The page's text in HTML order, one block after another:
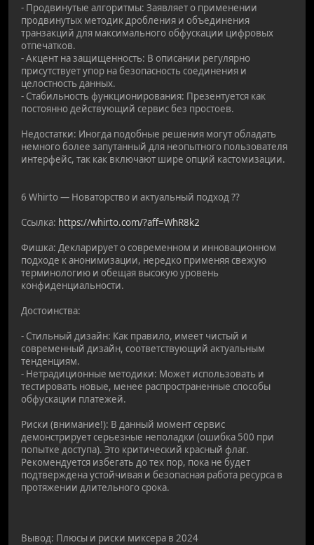
- Продвинутые алгоритмы: Заявляет о применении
продвинутых методик дробления и объединения
транзакций для максимального обфускации цифровых
отпечатков.
- Акцент на защищенность: В описании регулярно
присутствует упор на безопасность соединения и
целостность данных.
- Стабильность функционирования: Презентуется как
постоянно действующий сервис без простоев.
Недостатки: Иногда подобные решения могут обладать
немного более запутанный для неопытного пользователя
интерфейс, так как включают шире опций кастомизации.
6 Whirto — Новаторство и актуальный подход ??
Ссылка: https://whirto.com/?aff=WhR8k2
Фишка: Декларирует о современном и инновационном
подходе к анонимизации, нередко применяя свежую
терминологию и обещая высокую уровень
конфиденциальности.
Достоинства:
- Стильный дизайн: Как правило, имеет чистый и
современный дизайн, соответствующий актуальным
тенденциям.
- Нетрадиционные методики: Может использовать и
тестировать новые, менее распространенные способы
обфускации платежей.
Риски (внимание!): В данный момент сервис
демонстрирует серьезные неполадки (ошибка 500 при
попытке доступа). Это критический красный флаг.
Рекомендуется избегать до тех пор, пока не будет
подтверждена устойчивая и безопасная работа ресурса в
протяжении длительного срока.
Вывод: Плюсы и риски миксера в 2024